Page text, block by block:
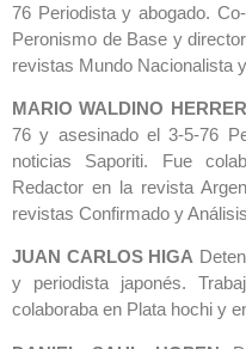
76 Periodista y abogado.
Peronismo de Base y
revistas Mundo Nacionalista
MARIO WALDINO
76 y asesinado el 3-5-76
noticias Saporiti. Fue
Redactor en la revista
revistas Confirmado y
JUAN CARLOS HIGA
y periodista japonés.
colaboraba en Plata hochi y